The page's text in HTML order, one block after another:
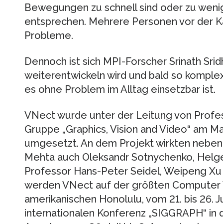
Bewegungen zu schnell sind oder zu
entsprechen. Mehrere Personen vor der
Probleme.
Dennoch ist sich MPI-Forscher Srinath
weiterentwickeln wird und bald so
es ohne Problem im Alltag einsetzbar ist.
VNect wurde unter der Leitung von
Gruppe „Graphics, Vision and Video“ am
umgesetzt. An dem Projekt wirkten
Mehta auch Oleksandr Sotnychenko,
Professor Hans-Peter Seidel, Weipeng
werden VNect auf der größten Computer
amerikanischen Honolulu, vom 21. bis 26.
internationalen Konferenz „SIGGRAPH“